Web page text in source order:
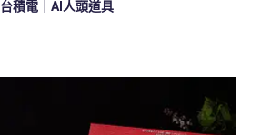
台積電｜AI人頭道具